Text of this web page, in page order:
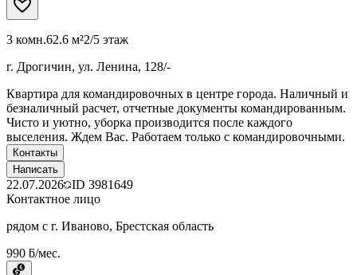
3 комн.62.6 м²2/5 этаж
г. Дрогичин, ул. Ленина, 128/-
Квартира для командировочных в центре города. Наличный и
безналичный расчет, отчетные документы командированным.
Чисто и уютно, уборка производится после каждого
выселения. Ждем Вас. Работаем только с командировочными.
Контакты
Написать
22.07.2026 ID 3981649
Контактное лицо
рядом с г. Иваново, Брестская область
990 ƃ/мес.